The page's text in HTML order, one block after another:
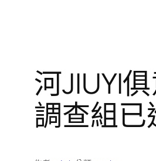
河JIUYI
調查組